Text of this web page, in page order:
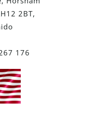
2BT,
176